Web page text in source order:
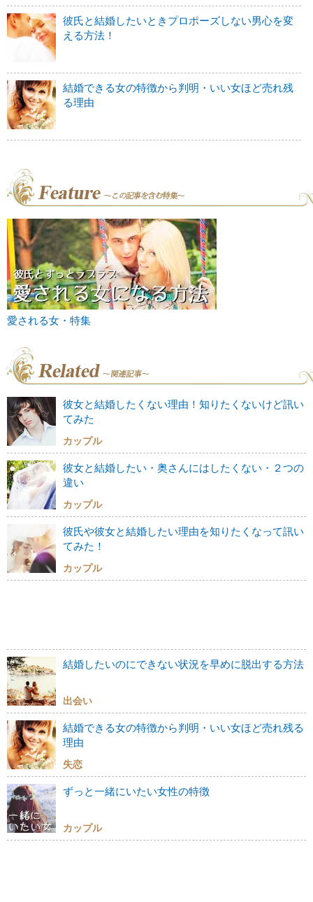
彼氏と結婚したいときプロポーズしない男心を変
える方法！
結婚できる女の特徴から判明・いい女ほど売れ残
る理由
愛される女・特集
彼女と結婚したくない理由！知りたくないけど訊い
てみた
カップル
彼女と結婚したい・奥さんにはしたくない・２つの
違い
カップル
彼氏や彼女と結婚したい理由を知りたくなって訊い
てみた！
カップル
結婚したいのにできない状況を早めに脱出する方法
出会い
結婚できる女の特徴から判明・いい女ほど売れ残る
理由
失恋
ずっと一緒にいたい女性の特徴
カップル